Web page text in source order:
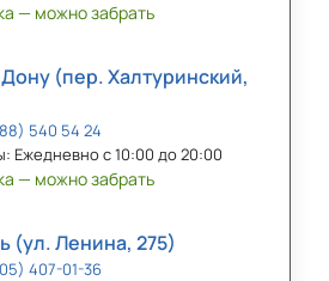
— можно забрать
(пер. Халтуринский,
540 54 24
Ежедневно с 10:00 до 20:00
— можно забрать
(ул. Ленина, 275)
407-01-36